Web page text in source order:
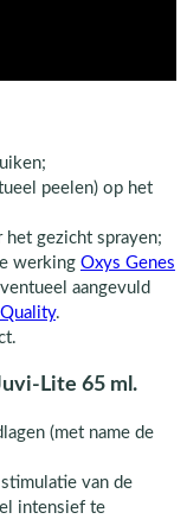
peelen) op het
het gezicht sprayen;
werking Oxys Genes
aangevuld
.
Lite 65 ml.
(met name de
van de
intensief te